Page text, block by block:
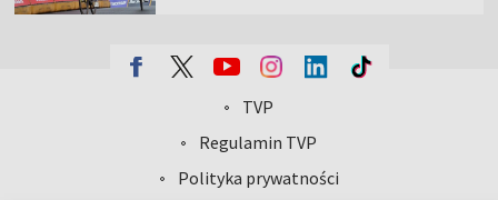
TVP
Abonament TVP
Sklep TVP
Regulamin TVP
Polityka prywatności